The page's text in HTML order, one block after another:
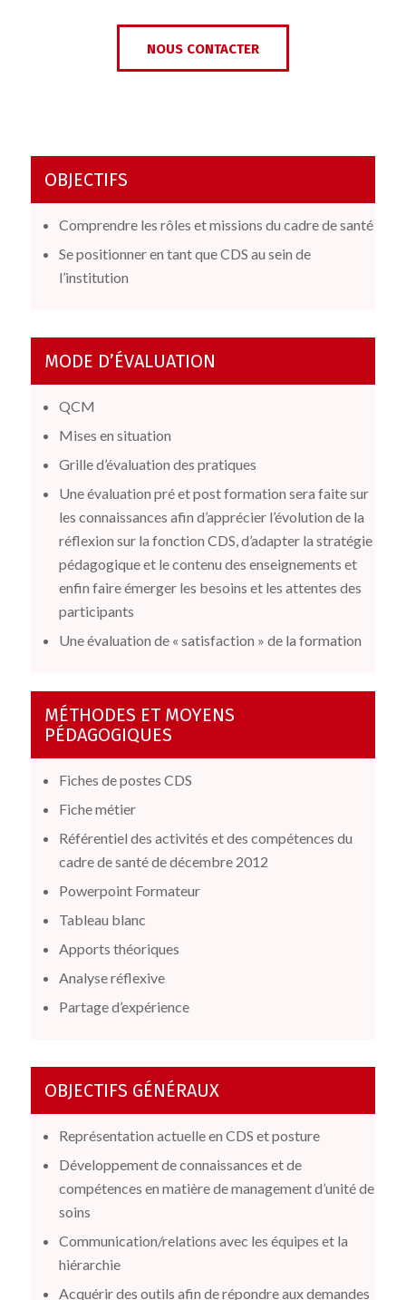
NOUS CONTACTER
OBJECTIFS
Comprendre les rôles et missions du cadre de santé
Se positionner en tant que CDS au sein de
l’institution
MODE D’ÉVALUATION
QCM
Mises en situation
Grille d’évaluation des pratiques
Une évaluation pré et post formation sera faite sur
les connaissances afin d’apprécier l’évolution de la
réflexion sur la fonction CDS, d’adapter la stratégie
pédagogique et le contenu des enseignements et
enfin faire émerger les besoins et les attentes des
participants
Une évaluation de « satisfaction » de la formation
MÉTHODES ET MOYENS
PÉDAGOGIQUES
Fiches de postes CDS
Fiche métier
Référentiel des activités et des compétences du
cadre de santé de décembre 2012
Powerpoint Formateur
Tableau blanc
Apports théoriques
Analyse réflexive
Partage d’expérience
OBJECTIFS GÉNÉRAUX
Représentation actuelle en CDS et posture
Développement de connaissances et de
compétences en matière de management d’unité de
soins
Communication/relations avec les équipes et la
hiérarchie
Acquérir des outils afin de répondre aux demandes